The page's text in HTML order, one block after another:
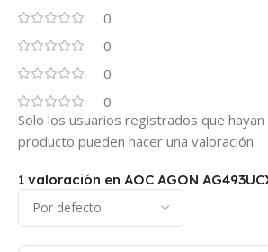
0
0
0
0
1 valoración en AOC AGON
Solo los usuarios registrados que
producto pueden hacer una valoración.